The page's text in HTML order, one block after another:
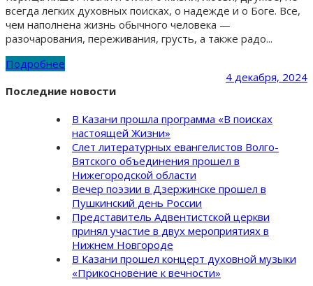
всегда легких духовных поисках, о надежде и о Боге. Все,
чем наполнена жизнь обычного человека —
разочарования, переживания, грусть, а также радо...
Подробнее
4 декабря, 2024
Последние новости
В Казани прошла программа «В поисках
настоящей Жизни»
Слет литературных евангелистов Волго-
Вятского объединения прошел в
Нижегородской области
Вечер поэзии в Дзержинске прошел в
Пушкинский день России
Представитель Адвентистской церкви
принял участие в двух мероприятиях в
Нижнем Новгороде
В Казани прошел концерт духовной музыки
«Прикосновение к вечности»